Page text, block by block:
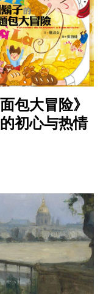
包大冒险》
初心与热情